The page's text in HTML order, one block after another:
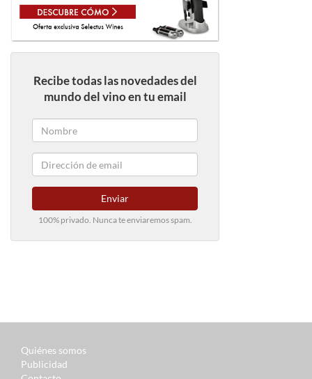
Recibe todas las novedades del
mundo del vino en tu email
Enviar
100% privado. Nunca te enviaremos spam.
Quiénes somos
Publicidad